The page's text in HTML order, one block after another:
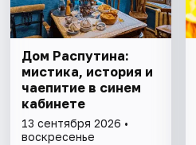
Дом Распутина:
мистика, история и
чаепитие в синем
кабинете
13 сентября 2026 •
воскресенье